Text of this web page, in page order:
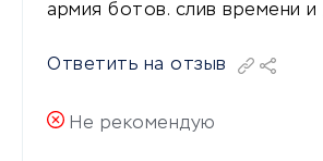
армия ботов. слив времени и
Ответить на отзыв
Не рекомендую